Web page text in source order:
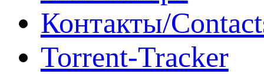
Контакты/
Torrent-Tracker